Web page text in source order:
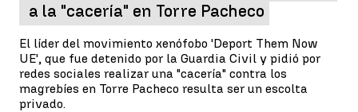
a la "cacería" en Torre Pacheco
El líder del movimiento xenófobo 'Deport Them Now
UE', que fue detenido por la Guardia Civil y pidió por
redes sociales realizar una "cacería" contra los
magrebíes en Torre Pacheco resulta ser un escolta
privado.